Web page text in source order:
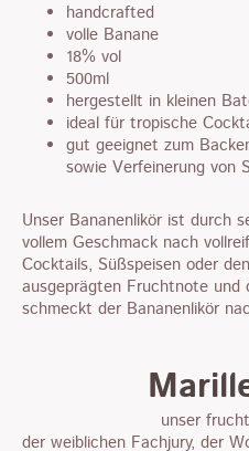
handcrafted
volle Banane
18% vol
500ml
hergestellt in kleinen
ideal für tropische
gut geeignet zum
sowie Verfeinerung von
Unser Bananenlikör ist durch
vollem Geschmack nach
Cocktails, Süßspeisen oder
ausgeprägten Fruchtnote und
schmeckt der Bananenlikör
unser
der weiblichen Fachjury, der